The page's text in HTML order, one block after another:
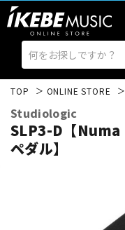
TOP ONLINE STORE
Studiologic
SLP3-D【
ペダル】